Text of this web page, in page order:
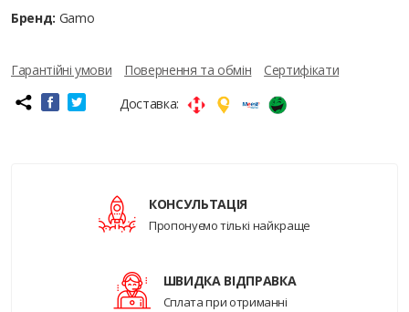
Бренд: Gamo
Гарантійні умови Повернення та обмін
Сертифікати
Доставка:
КОНСУЛЬТАЦІЯ
Пропонуємо тількі найкраще
ШВИДКА ВІДПРАВКА
Сплата при отриманні